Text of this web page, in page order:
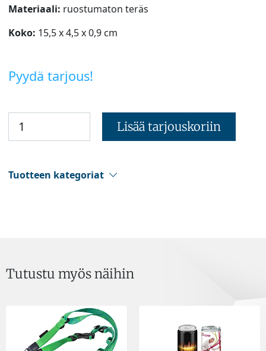
Materiaali: ruostumaton teräs
Koko: 15,5 x 4,5 x 0,9 cm
Pyydä tarjous!
Lisää tarjouskoriin
Tuotteen kategoriat
Tutustu myös näihin